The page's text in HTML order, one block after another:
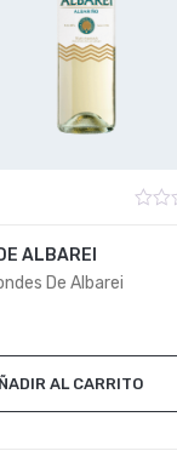
ALBAREI
De Albarei
AL CARRITO